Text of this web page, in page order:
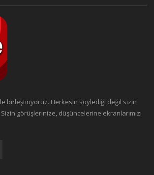
birleştiriyoruz. Herkesin söylediği değil sizin
görüşlerinize, düşüncelerine ekranlarımızı